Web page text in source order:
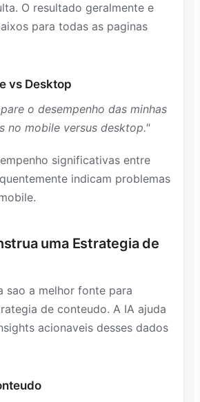
O resultado geralmente e
para todas as paginas
vs Desktop
o desempenho das minhas
no mobile versus desktop."
significativas entre
indicam problemas
uma Estrategia de
sao a melhor fonte para
de conteudo. A IA ajuda
acionaveis desses dados